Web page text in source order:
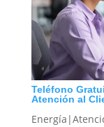
Teléfono
Atención al